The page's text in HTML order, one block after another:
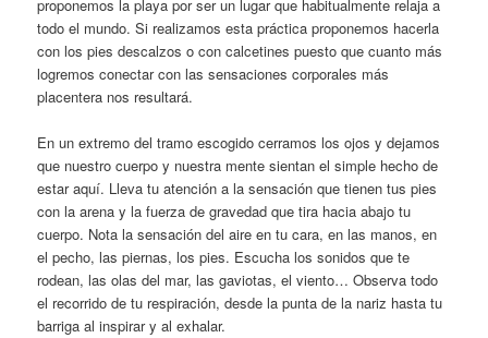
proponemos la playa por ser un lugar que habitualmente relaja a
todo el mundo. Si realizamos esta práctica proponemos hacerla
con los pies descalzos o con calcetines puesto que cuanto más
logremos conectar con las sensaciones corporales más
placentera nos resultará.
En un extremo del tramo escogido cerramos los ojos y dejamos
que nuestro cuerpo y nuestra mente sientan el simple hecho de
estar aquí. Lleva tu atención a la sensación que tienen tus pies
con la arena y la fuerza de gravedad que tira hacia abajo tu
cuerpo. Nota la sensación del aire en tu cara, en las manos, en
el pecho, las piernas, los pies. Escucha los sonidos que te
rodean, las olas del mar, las gaviotas, el viento… Observa todo
el recorrido de tu respiración, desde la punta de la nariz hasta tu
barriga al inspirar y al exhalar.